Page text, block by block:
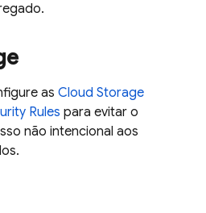
as Cloud Storage
Rules para evitar o
não intencional aos